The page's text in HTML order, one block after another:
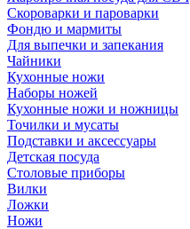
Скороварки и пароварки
Фондю и мармиты
Для выпечки и запекания
Чайники
Кухонные ножи
Наборы ножей
Кухонные ножи и ножницы
Точилки и мусаты
Подставки и аксессуары
Детская посуда
Столовые приборы
Вилки
Ложки
Ножи